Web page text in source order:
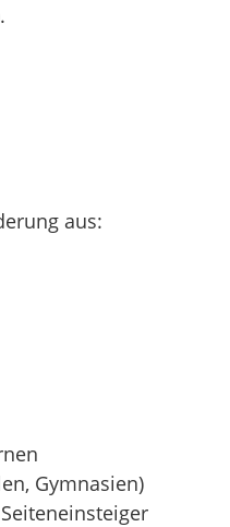
aus:
Gymnasien)